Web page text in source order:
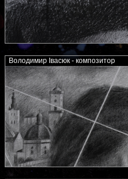
Володимир Івасюк - композитор